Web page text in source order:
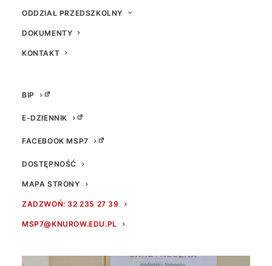
ODDZIAŁ PRZEDSZKOLNY
DOKUMENTY
KONTAKT
BIP
E-DZIENNIK
FACEBOOK MSP7
DOSTĘPNOŚĆ
MAPA STRONY
ZADZWOŃ: 32 235 27 39
MSP7@KNUROW.EDU.PL
Różowa skrzyneczka
3 MARCA 2024